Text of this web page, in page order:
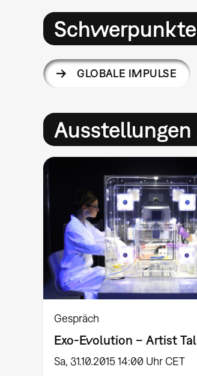
Schwerpunkte
GLOBALE IMPULSE
Gespräch
Exo-Evolution – Artist
Sa, 31.10.2015 14:00 Uhr CET